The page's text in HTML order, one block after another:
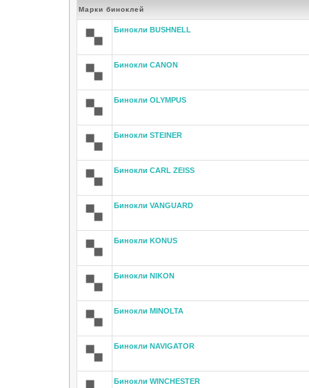
Марки биноклей
Бинокли BUSHNELL
Бинокли CANON
Бинокли OLYMPUS
Бинокли STEINER
Бинокли CARL ZEISS
Бинокли VANGUARD
Бинокли KONUS
Бинокли NIKON
Бинокли MINOLTA
Бинокли NAVIGATOR
Бинокли WINCHESTER